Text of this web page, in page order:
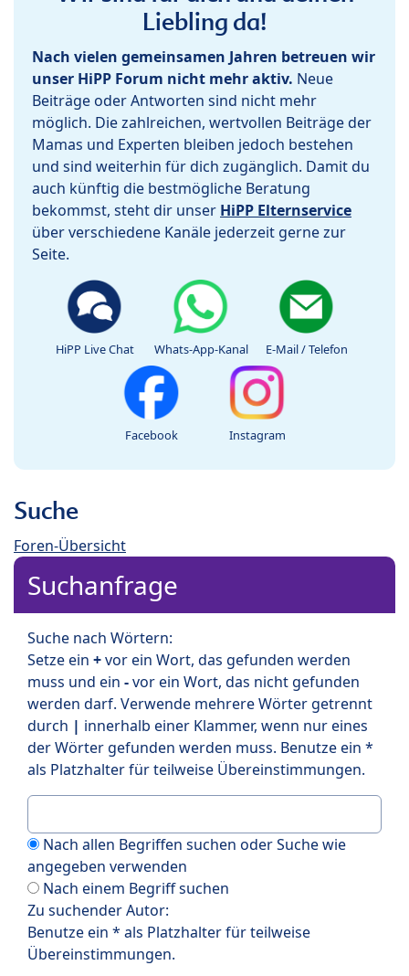
Liebling da!
Nach vielen gemeinsamen Jahren betreuen wir
unser HiPP Forum nicht mehr aktiv. Neue
Beiträge oder Antworten sind nicht mehr
möglich. Die zahlreichen, wertvollen Beiträge der
Mamas und Experten bleiben jedoch bestehen
und sind weiterhin für dich zugänglich. Damit du
auch künftig die bestmögliche Beratung
bekommst, steht dir unser HiPP Elternservice
über verschiedene Kanäle jederzeit gerne zur
Seite.
HiPP Live Chat Whats-App-Kanal E-Mail / Telefon
Facebook Instagram
Suche
Foren-Übersicht
Suchanfrage
Suche nach Wörtern:
Setze ein +vor ein Wort, das gefunden werden
muss und ein -vor ein Wort, das nicht gefunden
werden darf. Verwende mehrere Wörter getrennt
durch | innerhalb einer Klammer, wenn nur eines
der Wörter gefunden werden muss. Benutze ein *
als Platzhalter für teilweise Übereinstimmungen.
Nach allen Begriffen suchen oder Suche wie
angegeben verwenden
Nach einem Begriff suchen
Zu suchender Autor:
Benutze ein * als Platzhalter für teilweise
Übereinstimmungen.